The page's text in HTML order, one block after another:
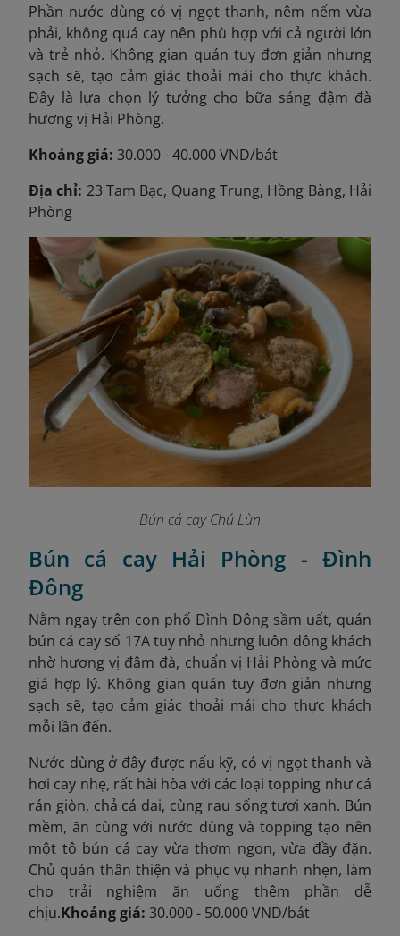
Phần nước dùng có vị ngọt thanh, nêm nếm vừa
phải, không quá cay nên phù hợp với cả người lớn
và trẻ nhỏ. Không gian quán tuy đơn giản nhưng
sạch sẽ, tạo cảm giác thoải mái cho thực khách.
Đây là lựa chọn lý tưởng cho bữa sáng đậm đà
hương vị Hải Phòng.
Khoảng giá: 30.000 - 40.000 VND/bát
Địa chỉ: 23 Tam Bạc, Quang Trung, Hồng Bàng, Hải
Phòng
Bún cá cay Chú Lùn
Bún cá cay Hải Phòng - Đình
Đông
Nằm ngay trên con phố Đình Đông sầm uất, quán
bún cá cay số 17A tuy nhỏ nhưng luôn đông khách
nhờ hương vị đậm đà, chuẩn vị Hải Phòng và mức
giá hợp lý. Không gian quán tuy đơn giản nhưng
sạch sẽ, tạo cảm giác thoải mái cho thực khách
mỗi lần đến.
Nước dùng ở đây được nấu kỹ, có vị ngọt thanh và
hơi cay nhẹ, rất hài hòa với các loại topping như cá
rán giòn, chả cá dai, cùng rau sống tươi xanh. Bún
mềm, ăn cùng với nước dùng và topping tạo nên
một tô bún cá cay vừa thơm ngon, vừa đầy đặn.
Chủ quán thân thiện và phục vụ nhanh nhẹn, làm
cho trải nghiệm ăn uống thêm phần dễ
chịu.Khoảng giá: 30.000 - 50.000 VND/bát